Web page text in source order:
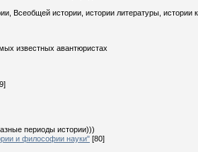
Всеобщей истории, истории литературы, истории
известных авантюристах
периоды истории)))
и философии науки" [80]